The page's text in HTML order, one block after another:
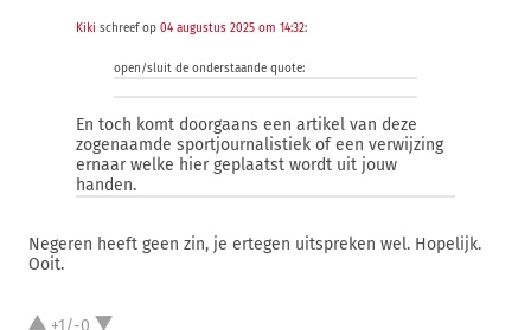
Kiki schreef op 04 augustus 2025 om 14:32:
open/sluit de onderstaande quote:
En toch komt doorgaans een artikel van deze
zogenaamde sportjournalistiek of een verwijzing
ernaar welke hier geplaatst wordt uit jouw
handen.
Negeren heeft geen zin, je ertegen uitspreken wel. Hopelijk.
Ooit.
+1/-0